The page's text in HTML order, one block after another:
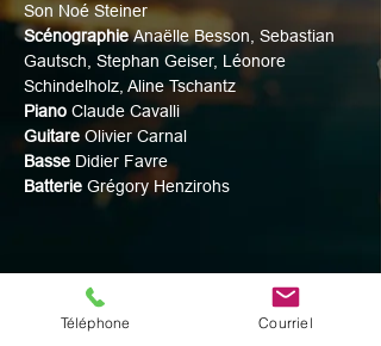
Son Noé Steiner
Scénographie Anaëlle Besson, Sebastian
Gautsch, Stephan Geiser, Léonore
Schindelholz, Aline Tschantz
Piano Claude Cavalli
Guitare Olivier Carnal
Basse Didier Favre
Batterie Grégory Henzirohs
Partager cet événement
Téléphone Courriel